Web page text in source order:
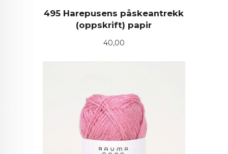
495 Harepusens påskeantrekk
(oppskrift) papir
Pris
40,00